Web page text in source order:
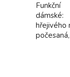
hřejivého